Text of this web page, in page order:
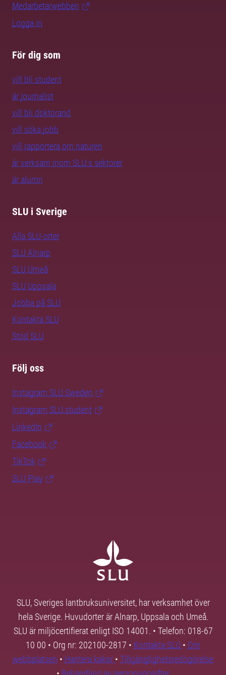
Medarbetarwebben
Logga in
För dig som
vill bli student
är journalist
vill bli doktorand
vill söka jobb
vill rapportera om naturen
är verksam inom SLU:s sektorer
är alumn
SLU i Sverige
Alla SLU-orter
SLU Alnarp
SLU Umeå
SLU Uppsala
Jobba på SLU
Kontakta SLU
Stöd SLU
Följ oss
Instagram SLU.Sweden
Instagram SLU.student
LinkedIn
Facebook
TikTok
SLU Play
SLU, Sveriges lantbruksuniversitet, har verksamhet över
hela Sverige. Huvudorter är Alnarp, Uppsala och Umeå.
SLU är miljöcertifierat enligt ISO 14001. • Telefon: 018-67
10 00 • Org nr: 202100-2817 • Kontakta SLU • Om
webbplatsen • Hantera kakor • Tillgänglighetsredogörelse